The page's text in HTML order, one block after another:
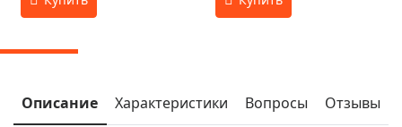
Описание Характеристики Вопросы Отзывы